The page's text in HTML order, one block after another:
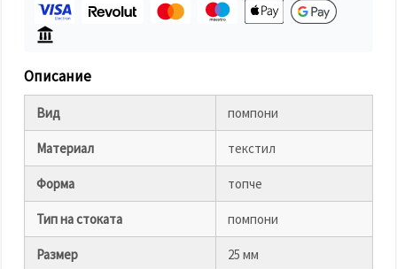
Описание
Вид помпони
Материал текстил
Форма топче
Тип на стоката помпони
Размер 25 мм